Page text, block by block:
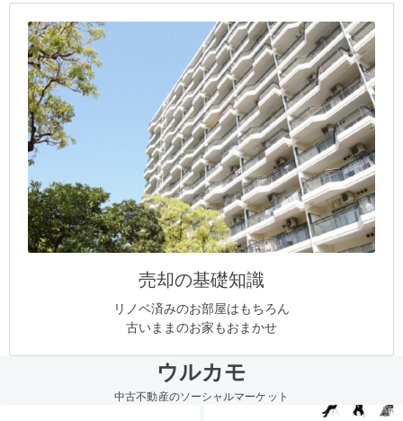
売却の基礎知識
リノベ済みのお部屋はもちろん
古いままのお家もおまかせ
ウルカモ
中古不動産のソーシャルマーケット